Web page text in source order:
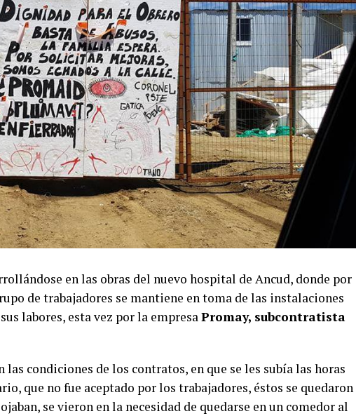
en las obras del nuevo hospital de Ancud, donde por
de trabajadores se mantiene en toma de las instalaciones
labores, esta vez por la empresaPromay, subcontratista
las condiciones de los contratos, en que se les subía las horas
que no fue aceptado por los trabajadores, éstos se quedaron
se vieron en la necesidad de quedarse en un comedor al